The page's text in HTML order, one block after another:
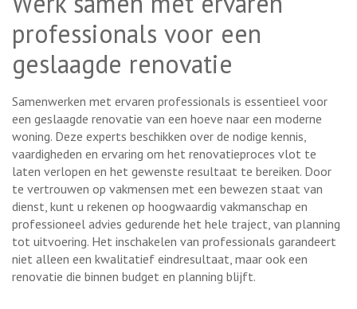
professionals voor een
geslaagde renovatie
Samenwerken met ervaren professionals is essentieel voor
een geslaagde renovatie van een hoeve naar een moderne
woning. Deze experts beschikken over de nodige kennis,
vaardigheden en ervaring om het renovatieproces vlot te
laten verlopen en het gewenste resultaat te bereiken. Door
te vertrouwen op vakmensen met een bewezen staat van
dienst, kunt u rekenen op hoogwaardig vakmanschap en
professioneel advies gedurende het hele traject, van planning
tot uitvoering. Het inschakelen van professionals garandeert
niet alleen een kwalitatief eindresultaat, maar ook een
renovatie die binnen budget en planning blijft.